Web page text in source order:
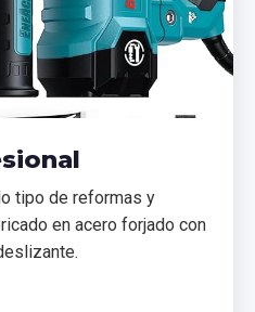
tipo de reformas y
en acero forjado con